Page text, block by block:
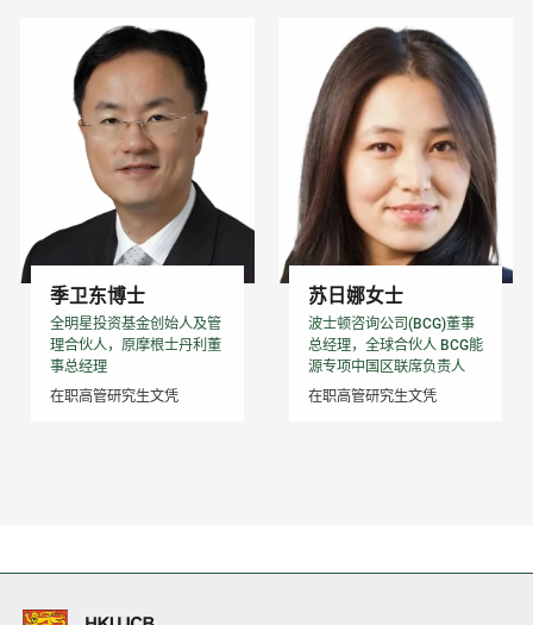
季卫东博士
全明星投资基金创始人及管
理合伙人，原摩根士丹利董
事总经理
在职高管研究生文凭
苏日娜女士
波士顿咨询公司(BCG)董事
总经理，全球合伙人 BCG能
源专项中国区联席负责人
在职高管研究生文凭